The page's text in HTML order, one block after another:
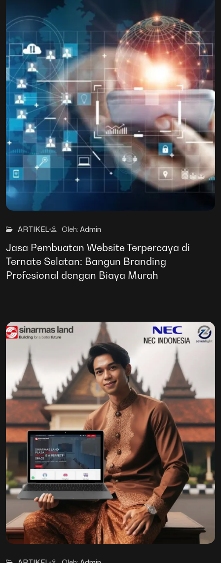
ARTIKEL Oleh: Admin
Jasa Pembuatan Website Terpercaya di
Ternate Selatan: Bangun Branding
Profesional dengan Biaya Murah